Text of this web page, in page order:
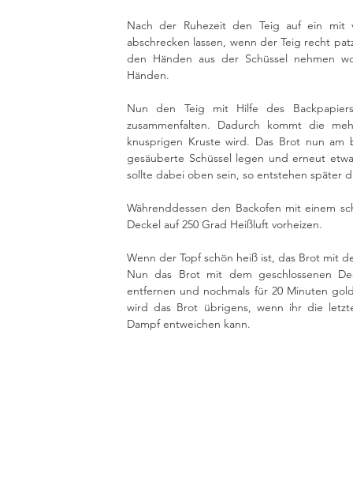
Nach der Ruhezeit den Teig auf ein mit
abschrecken lassen, wenn der Teig recht
den Händen aus der Schüssel nehmen
Händen.
Nun den Teig mit Hilfe des
zusammenfalten. Dadurch kommt die
knusprigen Kruste wird. Das Brot nun
gesäuberte Schüssel legen und erneut
sollte dabei oben sein, so entstehen später
Währenddessen den Backofen mit einem
Deckel auf 250 Grad Heißluft vorheizen.
Wenn der Topf schön heiß ist, das Brot mit
Nun das Brot mit dem geschlossenen
entfernen und nochmals für 20 Minuten
wird das Brot übrigens, wenn ihr die
Dampf entweichen kann.